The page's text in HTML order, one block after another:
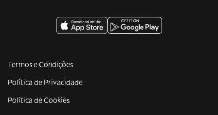
Termos e Condições
Política de Privacidade
Política de Cookies